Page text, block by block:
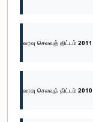
வரவு செலவுத் திட்டம் 2011
வரவு செலவுத் திட்டம் 2010